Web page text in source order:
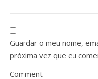
Guardar o meu nome,
próxima vez que eu
Comment